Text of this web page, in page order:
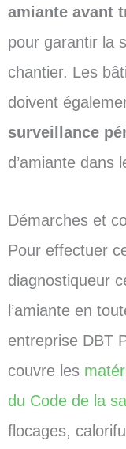
amiante avant
pour garantir la
chantier. Les
doivent
surveillance
d’amiante dans
Démarches et
Pour effectuer
diagnostiqueur
l’amiante en
entreprise DBT
couvre les
du Code de la
flocages,